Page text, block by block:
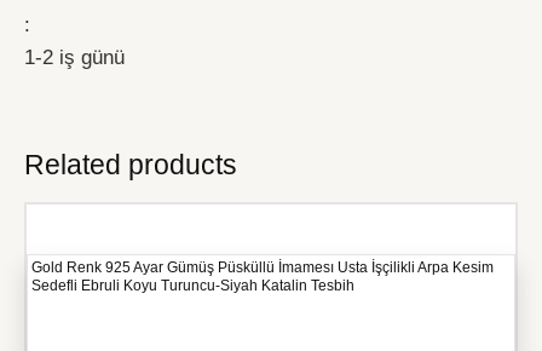
:
1-2 iş günü
Related products
Gold Renk 925 Ayar Gümüş Püsküllü İmamesı Usta İşçilikli Arpa Kesim
Sedefli Ebruli Koyu Turuncu-Siyah Katalin Tesbih